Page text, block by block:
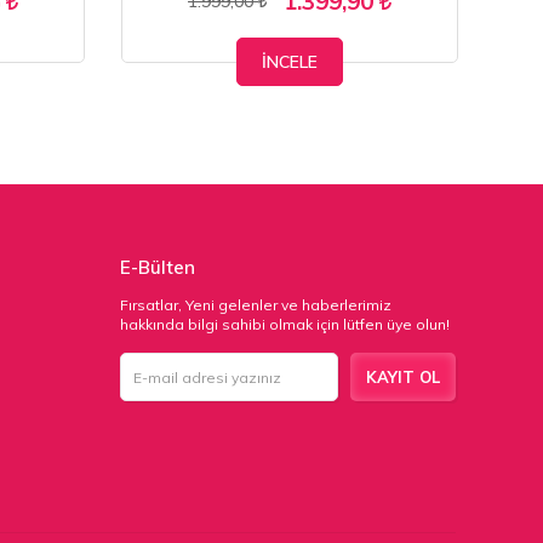
İNCELE
E-Bülten
Fırsatlar, Yeni gelenler ve haberlerimiz
hakkında bilgi sahibi olmak için lütfen üye olun!
KAYIT OL